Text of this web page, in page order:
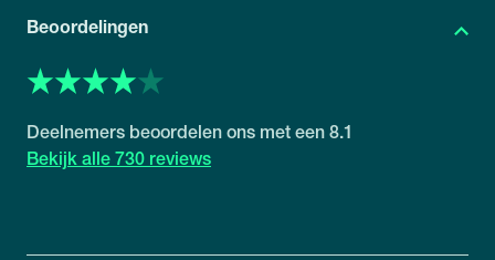
Beoordelingen
8.1
730 reviews